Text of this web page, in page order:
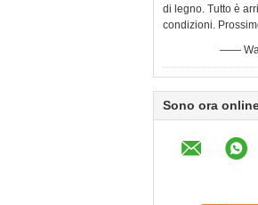
di legno. Tutto è
condizioni.
——
Sono ora